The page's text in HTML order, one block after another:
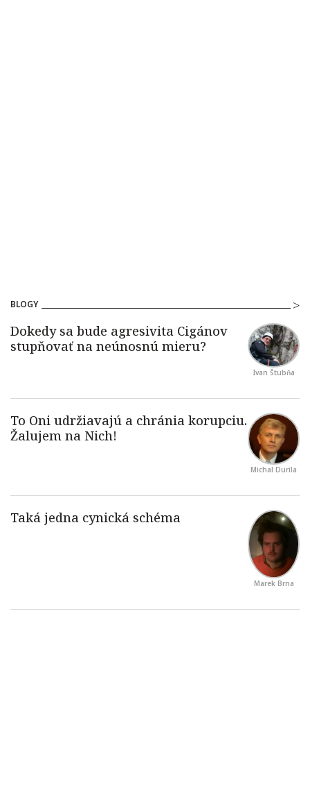
BLOGY
Ivan Štubňa
Michal Durila
Marek Brna